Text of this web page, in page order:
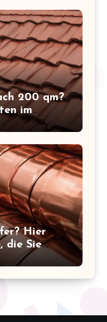
200 qm?
im
Hier
die Sie